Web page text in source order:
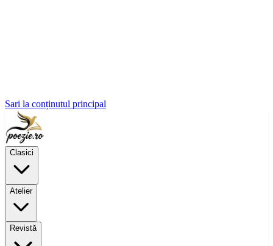
Sari la conținutul principal
Clasici
Atelier
Revistă